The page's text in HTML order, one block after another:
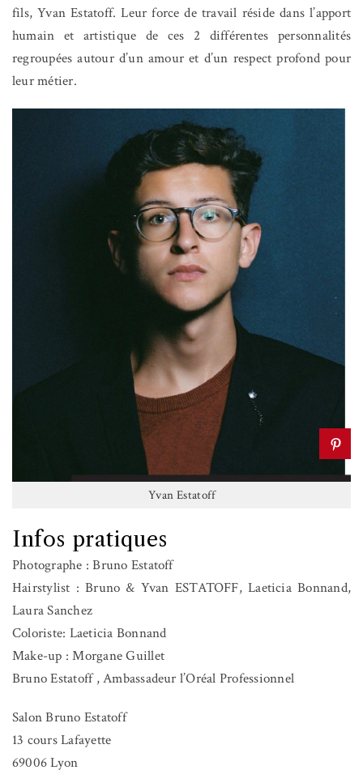
fils, Yvan Estatoff. Leur force de travail réside dans l’apport
humain et artistique de ces 2 différentes personnalités
regroupées autour d’un amour et d’un respect profond pour
leur métier.
Yvan Estatoff
Infos pratiques
Photographe :Bruno Estatoff
Hairstylist :Bruno & Yvan ESTATOFF, Laeticia Bonnand,
Laura Sanchez
Coloriste: Laeticia Bonnand
Make-up :Morgane Guillet
Bruno Estatoff , Ambassadeur l’Oréal Professionnel
Salon Bruno Estatoff
13 cours Lafayette
69006 Lyon